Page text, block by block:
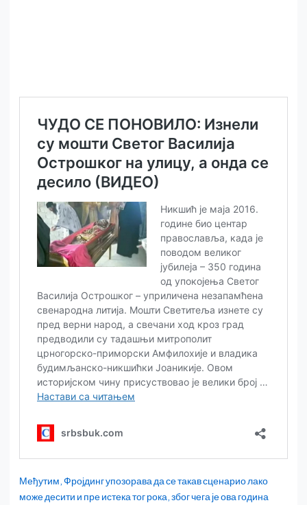
Међутим, Фројдинг упозорава да се такав сценарио лако
може десити и пре истека тог рока, због чега је ова година